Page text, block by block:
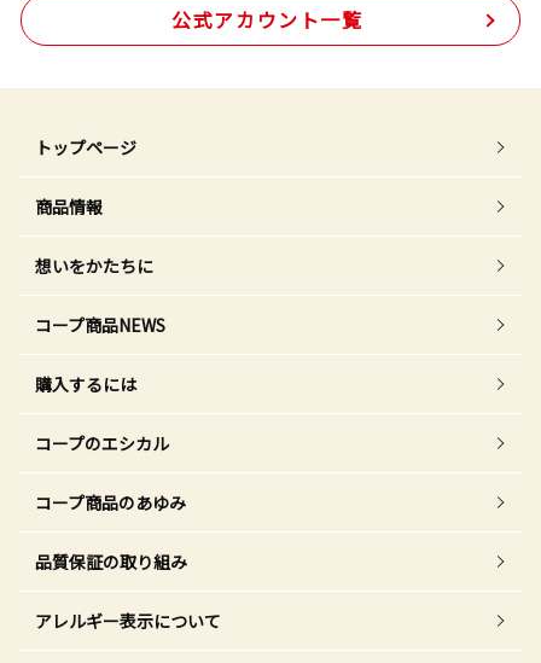
公式アカウント一覧
トップページ
商品情報
想いをかたちに
コープ商品NEWS
購入するには
コープのエシカル
コープ商品のあゆみ
品質保証の取り組み
アレルギー表示について